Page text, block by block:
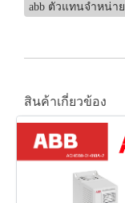
abb ตัวแทนจำหน่าย
สินค้าเกี่ยวข้อง